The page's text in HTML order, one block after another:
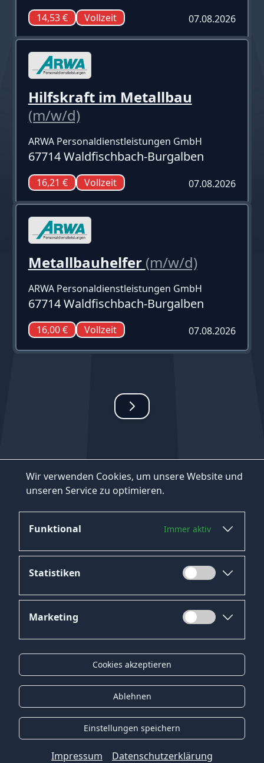
Wir verwenden Cookies, um unsere Website und
unseren Service zu optimieren.
Funktional Immer aktiv
Statistiken
Marketing
Cookies akzeptieren
Ablehnen
Einstellungen speichern
Impressum Datenschutzerklärung
14,53 € Vollzeit 07.08.2026
Hilfskraft im Metallbau
(m/w/d)
ARWA Personaldienstleistungen GmbH
67714 Waldfischbach-Burgalben
16,21 € Vollzeit 07.08.2026
Metallbauhelfer (m/w/d)
ARWA Personaldienstleistungen GmbH
67714 Waldfischbach-Burgalben
16,00 € Vollzeit 07.08.2026
Datenschutz
Impressum
Kontakt
Gender-Hinweis
© 2026 Onyx Consulting GmbH